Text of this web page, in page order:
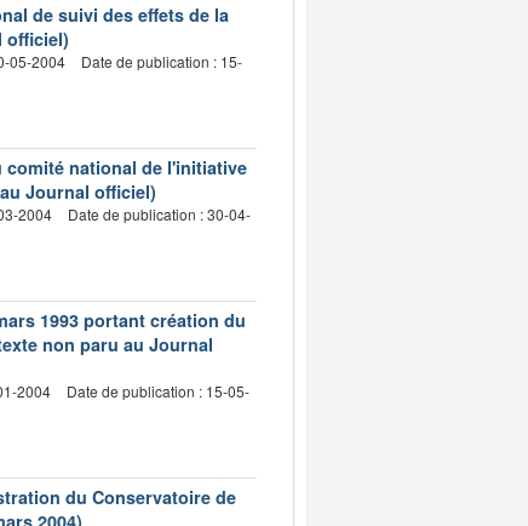
de suivi des effets de la
officiel)
05-2004
Date de publication : 15-
comité national de l'initiative
Journal officiel)
2004
Date de publication : 30-04-
1993 portant création du
non paru au Journal
2004
Date de publication : 15-05-
du Conservatoire de
2004)